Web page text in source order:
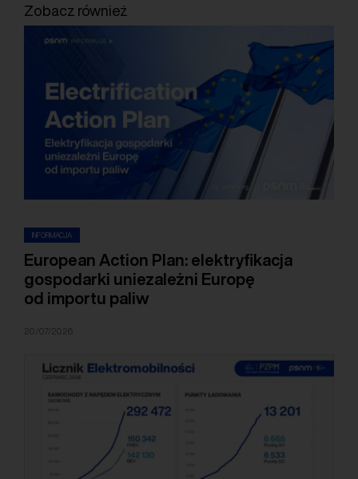
Zobacz również
INFORMACJA
European Action Plan: elektryfikacja
gospodarki uniezależni Europę
od importu paliw
20/07/2026